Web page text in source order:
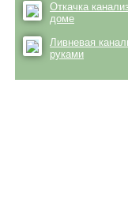
Откачка
доме
Ливневая
руками